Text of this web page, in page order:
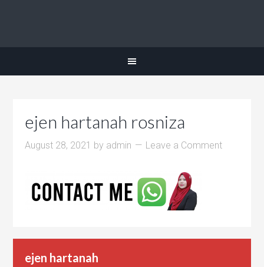
ejen hartanah rosniza
August 28, 2021 by admin Leave a Comment
ejen hartanah